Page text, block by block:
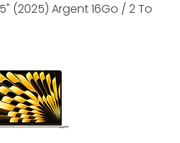
(2025) Argent 16Go / 2 To